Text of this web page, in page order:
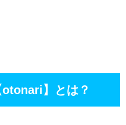
】とは？